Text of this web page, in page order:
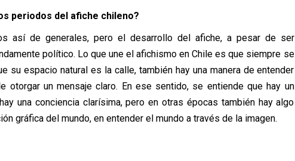
periodos del afiche chileno?
así de generales, pero el desarrollo del afiche, a pesar de ser
político. Lo que une el afichismo en Chile es que siempre se
su espacio natural es la calle, también hay una manera de entender
otorgar un mensaje claro. En ese sentido, se entiende que hay un
una conciencia clarísima, pero en otras épocas también hay algo
gráfica del mundo, en entender el mundo a través de la imagen.